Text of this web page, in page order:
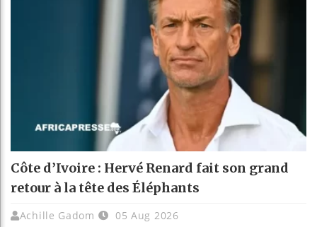
Côte d’Ivoire : Hervé Renard fait son grand
retour à la tête des Éléphants
Achille Gadom 05 Aug 2026